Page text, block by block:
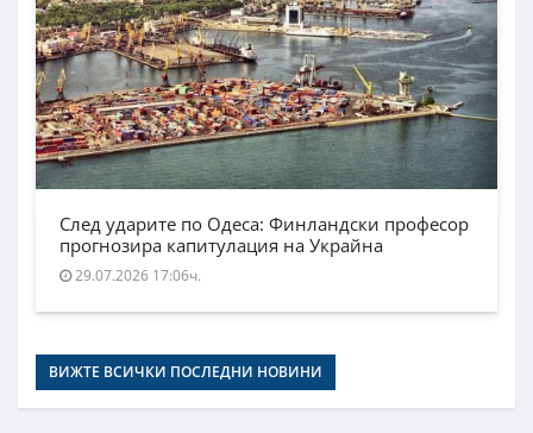
След ударите по Одеса: Финландски професор
прогнозира капитулация на Украйна
29.07.2026 17:06ч.
ВИЖТЕ ВСИЧКИ ПОСЛЕДНИ НОВИНИ